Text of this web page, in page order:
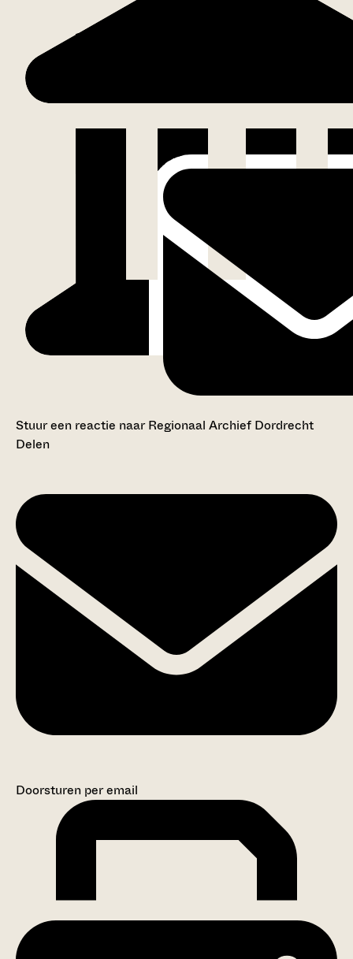
Stuur een reactie naar Regionaal Archief Dordrecht
Delen
Doorsturen per email